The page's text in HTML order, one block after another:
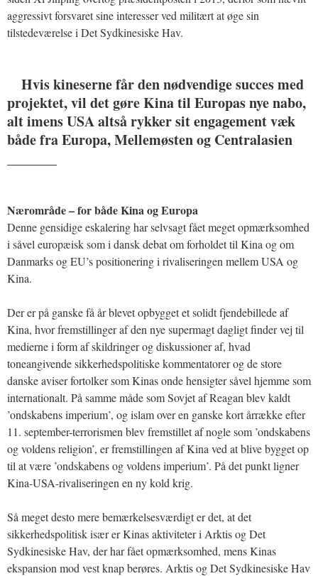
aggressivt forsvaret sine interesser ved militært at øge sin
tilstedeværelse i Det Sydkinesiske Hav.
Hvis kineserne får den nødvendige succes med
projektet, vil det gøre Kina til Europas nye nabo,
alt imens USA altså rykker sit engagement væk
både fra Europa, Mellemøsten og Centralasien
Nærområde – for både Kina og Europa
Denne gensidige eskalering har selvsagt fået meget opmærksomhed
i såvel europæisk som i dansk debat om forholdet til Kina og om
Danmarks og EU’s positionering i rivaliseringen mellem USA og
Kina.
Der er på ganske få år blevet opbygget et solidt fjendebillede af
Kina, hvor fremstillinger af den nye supermagt dagligt finder vej til
medierne i form af skildringer og diskussioner af, hvad
toneangivende sikkerhedspolitiske kommentatorer og de store
danske aviser fortolker som Kinas onde hensigter såvel hjemme som
internationalt. På samme måde som Sovjet af Reagan blev kaldt
’ondskabens imperium’, og islam over en ganske kort årrække efter
11. september-terrorismen blev fremstillet af nogle som ’ondskabens
og voldens religion’, er fremstillingen af Kina ved at blive bygget op
til at være ’ondskabens og voldens imperium’. På det punkt ligner
Kina-USA-rivaliseringen en ny kold krig.
Så meget desto mere bemærkelsesværdigt er det, at det
sikkerhedspolitisk især er Kinas aktiviteter i Arktis og Det
Sydkinesiske Hav, der har fået opmærksomhed, mens Kinas
ekspansion mod vest knap berøres. Arktis og Det Sydkinesiske Hav